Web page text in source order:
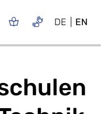
DE EN